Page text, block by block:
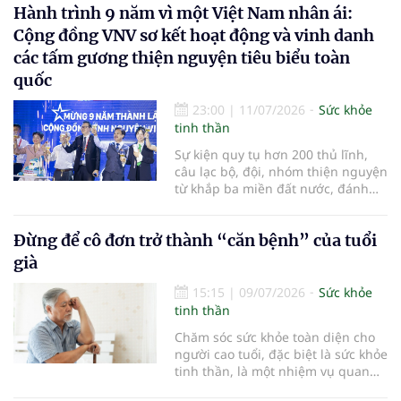
trì khả năng nghe trong nhiều
thập kỷ sau này…
Hành trình 9 năm vì một Việt Nam nhân ái:
Cộng đồng VNV sơ kết hoạt động và vinh danh
các tấm gương thiện nguyện tiêu biểu toàn
quốc
23:00 | 11/07/2026
Sức khỏe
tinh thần
Sự kiện quy tụ hơn 200 thủ lĩnh,
câu lạc bộ, đội, nhóm thiện nguyện
từ khắp ba miền đất nước, đánh
thức ra mắt Mạng lưới Hội viên
Đừng để cô đơn trở thành “căn bệnh” của tuổi
già
15:15 | 09/07/2026
Sức khỏe
tinh thần
Chăm sóc sức khỏe toàn diện cho
người cao tuổi, đặc biệt là sức khỏe
tinh thần, là một nhiệm vụ quan